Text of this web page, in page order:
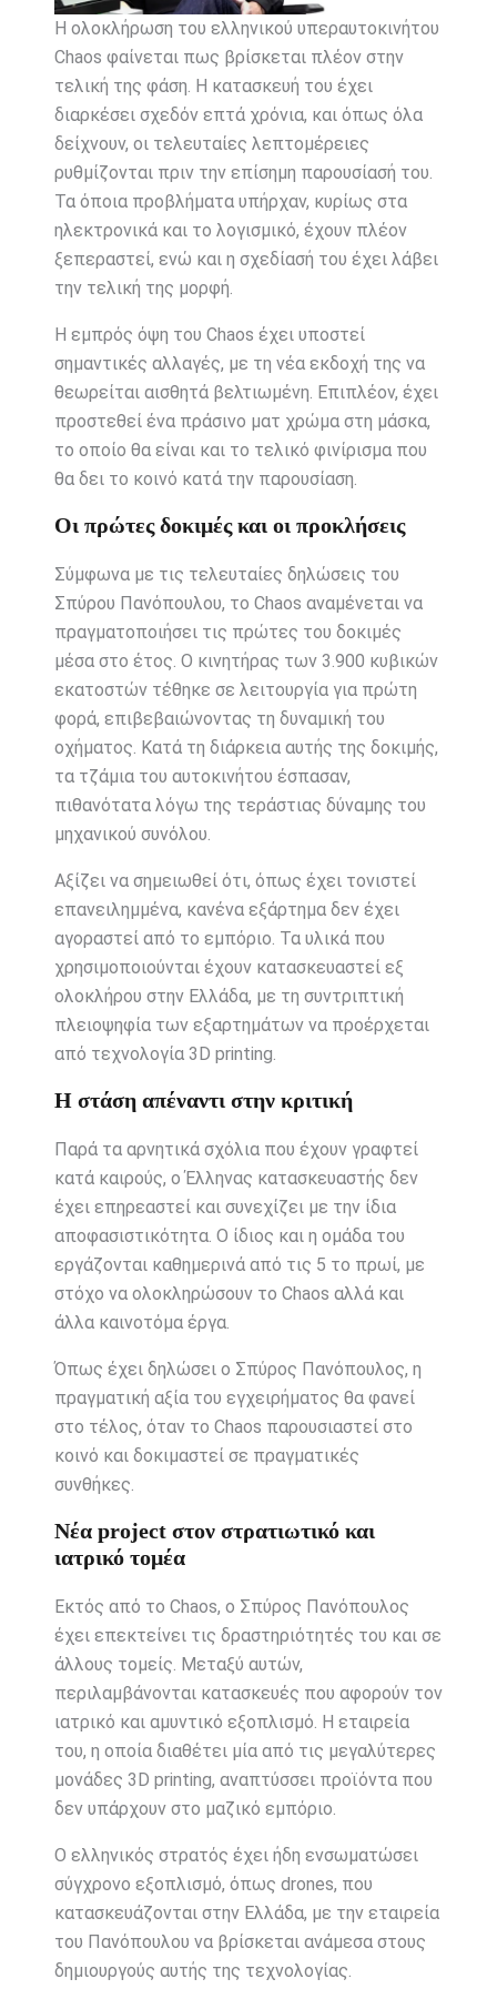
Η ολοκλήρωση του ελληνικού υπεραυτοκινήτου
Chaos φαίνεται πως βρίσκεται πλέον στην
τελική της φάση. Η κατασκευή του έχει
διαρκέσει σχεδόν επτά χρόνια, και όπως όλα
δείχνουν, οι τελευταίες λεπτομέρειες
ρυθμίζονται πριν την επίσημη παρουσίασή του.
Τα όποια προβλήματα υπήρχαν, κυρίως στα
ηλεκτρονικά και το λογισμικό, έχουν πλέον
ξεπεραστεί, ενώ και η σχεδίασή του έχει λάβει
την τελική της μορφή.
Η εμπρός όψη του Chaos έχει υποστεί
σημαντικές αλλαγές, με τη νέα εκδοχή της να
θεωρείται αισθητά βελτιωμένη. Επιπλέον, έχει
προστεθεί ένα πράσινο ματ χρώμα στη μάσκα,
το οποίο θα είναι και το τελικό φινίρισμα που
θα δει το κοινό κατά την παρουσίαση.
Οι πρώτες δοκιμές και οι προκλήσεις
Σύμφωνα με τις τελευταίες δηλώσεις του
Σπύρου Πανόπουλου, το Chaos αναμένεται να
πραγματοποιήσει τις πρώτες του δοκιμές
μέσα στο έτος. Ο κινητήρας των 3.900 κυβικών
εκατοστών τέθηκε σε λειτουργία για πρώτη
φορά, επιβεβαιώνοντας τη δυναμική του
οχήματος. Κατά τη διάρκεια αυτής της δοκιμής,
τα τζάμια του αυτοκινήτου έσπασαν,
πιθανότατα λόγω της τεράστιας δύναμης του
μηχανικού συνόλου.
Αξίζει να σημειωθεί ότι, όπως έχει τονιστεί
επανειλημμένα, κανένα εξάρτημα δεν έχει
αγοραστεί από το εμπόριο. Τα υλικά που
χρησιμοποιούνται έχουν κατασκευαστεί εξ
ολοκλήρου στην Ελλάδα, με τη συντριπτική
πλειοψηφία των εξαρτημάτων να προέρχεται
από τεχνολογία 3D printing.
Η στάση απέναντι στην κριτική
Παρά τα αρνητικά σχόλια που έχουν γραφτεί
κατά καιρούς, ο Έλληνας κατασκευαστής δεν
έχει επηρεαστεί και συνεχίζει με την ίδια
αποφασιστικότητα. Ο ίδιος και η ομάδα του
εργάζονται καθημερινά από τις 5 το πρωί, με
στόχο να ολοκληρώσουν το Chaos αλλά και
άλλα καινοτόμα έργα.
Όπως έχει δηλώσει ο Σπύρος Πανόπουλος, η
πραγματική αξία του εγχειρήματος θα φανεί
στο τέλος, όταν το Chaos παρουσιαστεί στο
κοινό και δοκιμαστεί σε πραγματικές
συνθήκες.
Νέα project στον στρατιωτικό και
ιατρικό τομέα
Εκτός από το Chaos, ο Σπύρος Πανόπουλος
έχει επεκτείνει τις δραστηριότητές του και σε
άλλους τομείς. Μεταξύ αυτών,
περιλαμβάνονται κατασκευές που αφορούν τον
ιατρικό και αμυντικό εξοπλισμό. Η εταιρεία
του, η οποία διαθέτει μία από τις μεγαλύτερες
μονάδες 3D printing, αναπτύσσει προϊόντα που
δεν υπάρχουν στο μαζικό εμπόριο.
Ο ελληνικός στρατός έχει ήδη ενσωματώσει
σύγχρονο εξοπλισμό, όπως drones, που
κατασκευάζονται στην Ελλάδα, με την εταιρεία
του Πανόπουλου να βρίσκεται ανάμεσα στους
δημιουργούς αυτής της τεχνολογίας.